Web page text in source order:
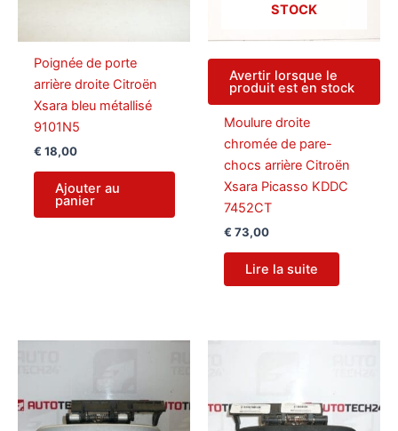
Poignée de porte
arrière droite Citroën
Xsara bleu métallisé
9101N5
€ 18,00
Ajouter au
panier
STOCK
Avertir lorsque le
produit est en stock
Moulure droite
chromée de pare-
chocs arrière Citroën
Xsara Picasso KDDC
7452CT
€ 73,00
Lire la suite